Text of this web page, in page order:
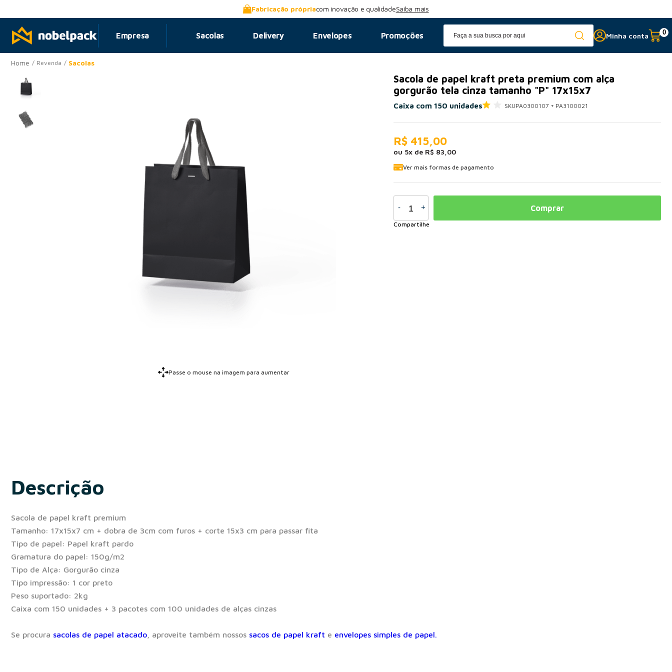
Fabricação própriacom inovação e qualidadeSaiba mais
Empresa Sacolas Delivery Envelopes Promoções Minha conta 0
Revenda Sacolas
Passe o mouse na imagem para aumentar
Sacola de papel kraft preta premium com alça
gorgurão tela cinza tamanho "P" 17x15x7
Caixa com 150 unidades SKUPA0300107 + PA3100021
R$ 415,00
ou 5x de R$ 83,00
Ver mais formas de pagamento
- + Comprar
Compartilhe
Descrição
Sacola de papel kraft premium
Tamanho: 17x15x7 cm + dobra de 3cm com furos + corte 15x3 cm para passar fita
Tipo de papel: Papel kraft pardo
Gramatura do papel: 150g/m2
Tipo de Alça: Gorgurão cinza
Tipo impressão: 1 cor preto
Peso suportado: 2kg
Caixa com 150 unidades + 3 pacotes com 100 unidades de alças cinzas
Se procura sacolas de papel atacado , aproveite também nossos sacos de papel kraft e envelopes simples de papel.